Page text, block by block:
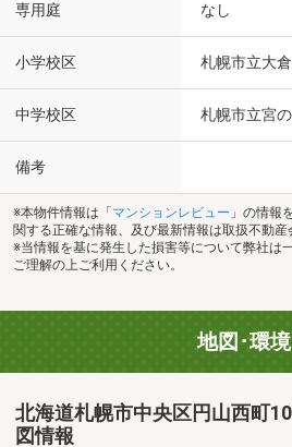
専用庭 なし
小学校区 札幌市立大
中学校区 札幌市立宮
備考
※本物件情報は「 マンションレビュー 」の情報
関する正確な情報、及び最新情報は取扱不動産
※当情報を基に発生した損害等について弊社は
ご理解の上ご利用ください。
地図･環境
北海道札幌市中央区円山西町
図情報